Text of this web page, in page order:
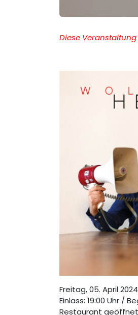
Diese
Freitag, 05. April 2024
Einlass: 19:00 Uhr /
Restaurant geöffnet